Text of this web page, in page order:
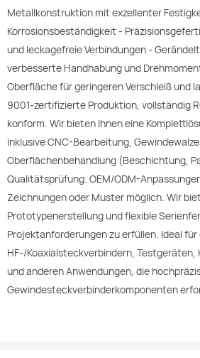
Metallkonstruktion mit exzellenter
Korrosionsbeständigkeit -
und leckagefreie Verbindungen -
verbesserte Handhabung und
Oberfläche für geringeren Verschleiß und
9001-zertifizierte Produktion, vollständig
konform. Wir bieten Ihnen eine
inklusive CNC-Bearbeitung,
Oberflächenbehandlung (Beschichtung,
Qualitätsprüfung. OEM/ODM-
Zeichnungen oder Muster möglich. Wir
Prototypenerstellung und flexible
Projektanforderungen zu erfüllen. Ideal für
HF-/Koaxialsteckverbindern,
und anderen Anwendungen, die
Gewindesteckverbinderkomponenten